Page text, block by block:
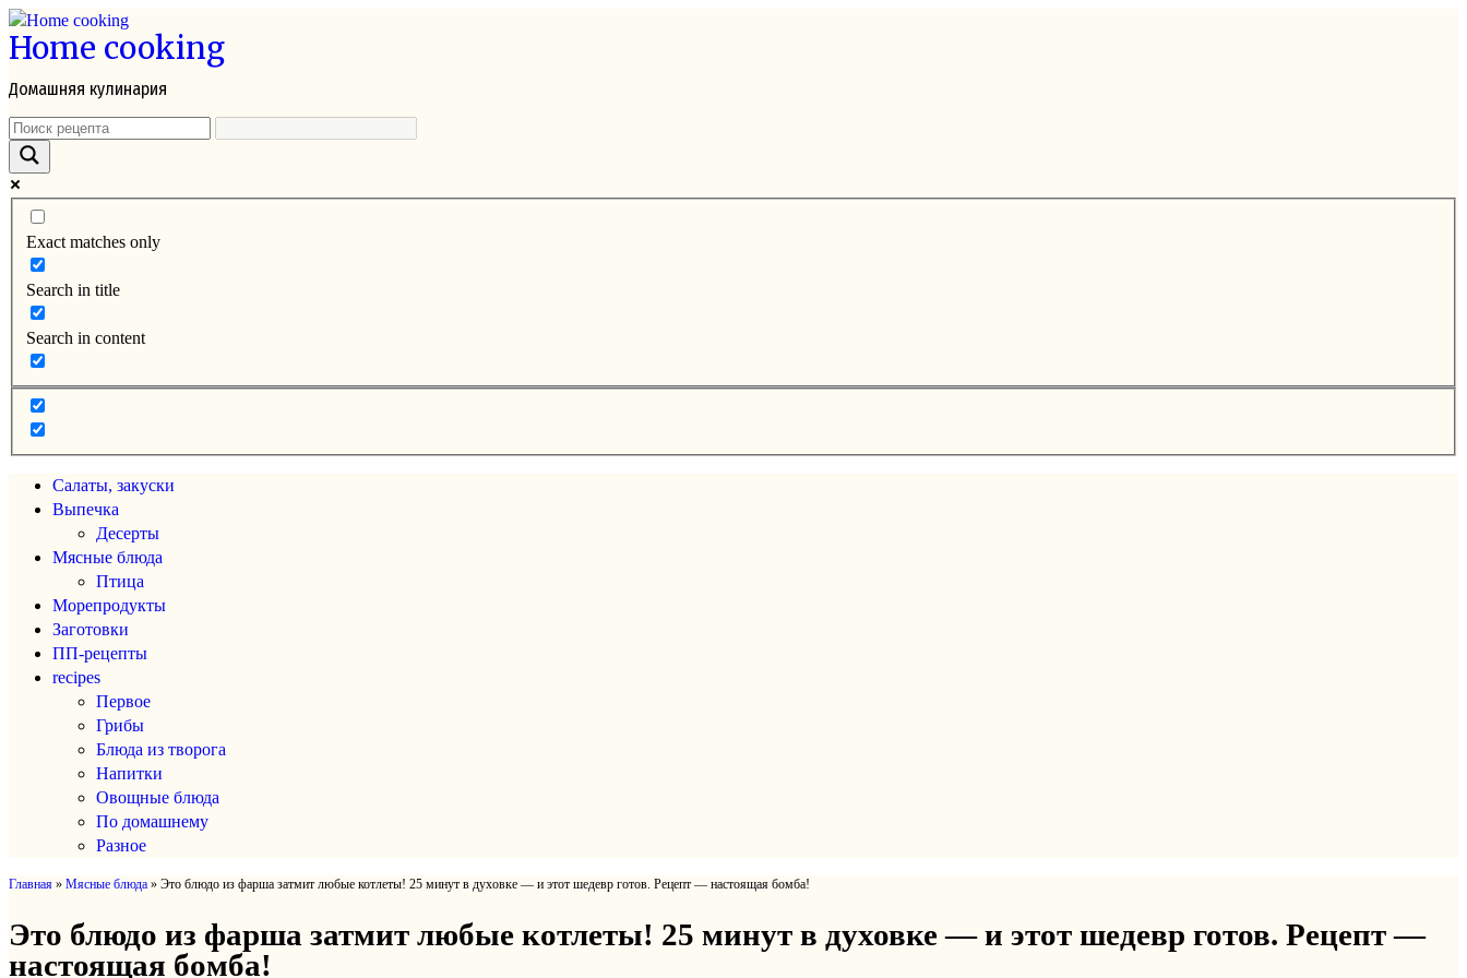
Перейти
к
Home cooking
Домашняя кулинария
Exact matches only
Search in title
Search in content
Салаты, закуски
Выпечка
Десерты
Мясные блюда
Птица
Морепродукты
Заготовки
ПП-рецепты
recipes
Первое
Грибы
Блюда из творога
Напитки
Овощные блюда
По домашнему
Разное
Главная » Мясные блюда » Это блюдо из фарша затмит любые котлеты! 25 минут в духовке — и этот шедевр готов. Рецепт — настоящая бoмбa!
Это блюдо из фарша затмит любые котлеты! 25 минут в духовке — и этот шедевр готов. Рецепт —
настоящая бoмбa!